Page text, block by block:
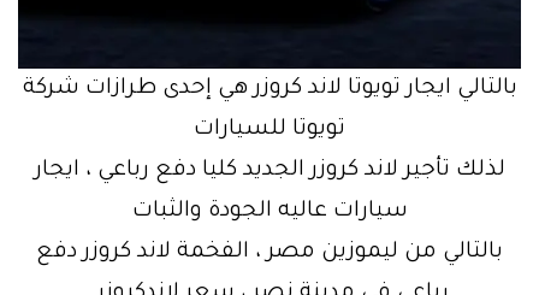
بالتالي ايجار تويوتا لاند كروزر هي إحدى طرازات شركة
تويوتا للسيارات
لذلك تأجير لاند كروزر الجديد كليا دفع رباعي ، ايجار
سيارات عاليه الجودة والثبات
بالتالي من ليموزين مصر ، الفخمة لاند كروزر دفع